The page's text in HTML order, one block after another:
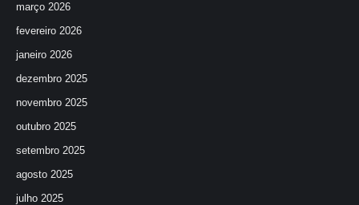
março 2026
fevereiro 2026
janeiro 2026
dezembro 2025
novembro 2025
outubro 2025
setembro 2025
agosto 2025
julho 2025